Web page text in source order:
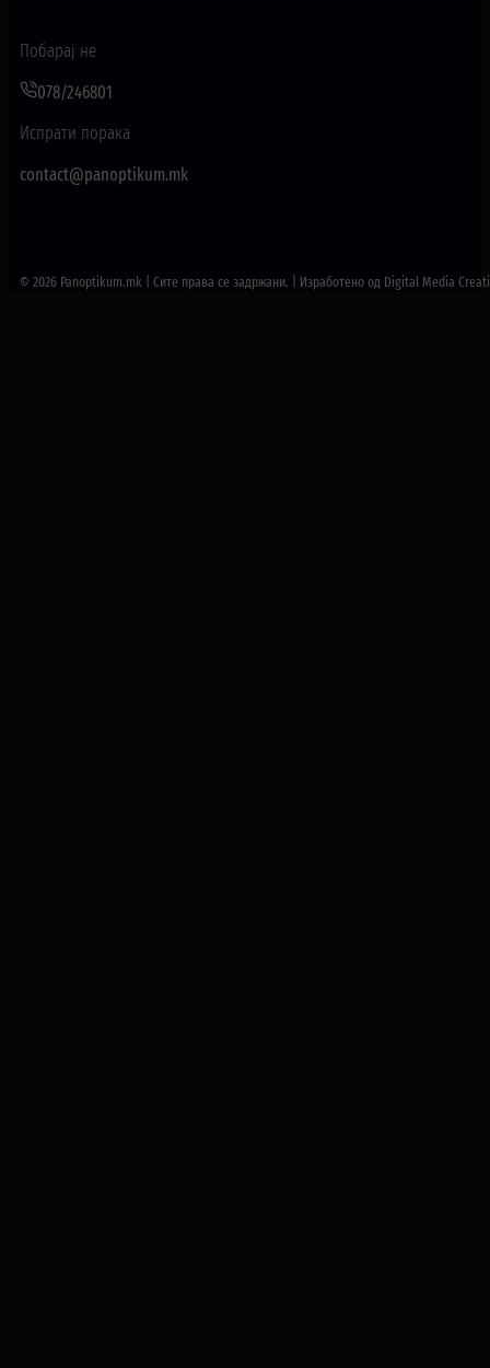
Побарај не
078/246801
Испрати порака
contact@panoptikum.mk
© 2026 Panoptikum.mk | Сите права се задржани. | Изработено од Digital Media